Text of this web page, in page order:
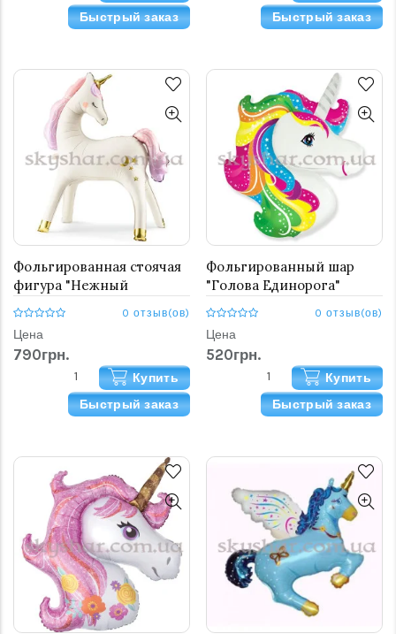
Быстрый заказ
Быстрый заказ
Фольгированная стоячая
фигура "Нежный
единорог"
0 отзыв(ов)
Цена
790грн.
Купить
Быстрый заказ
Фольгированный шар
"Голова Единорога"
0 отзыв(ов)
Цена
520грн.
Купить
Быстрый заказ